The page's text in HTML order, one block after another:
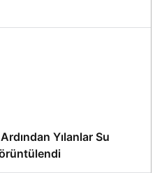
Ardından Yılanlar Su